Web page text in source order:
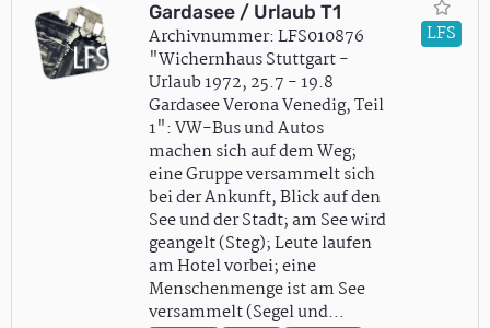
Gardasee / Urlaub T1
Archivnummer: LFS010876
"Wichernhaus Stuttgart -
Urlaub 1972, 25.7 - 19.8
Gardasee Verona Venedig, Teil
1": VW-Bus und Autos
machen sich auf dem Weg;
eine Gruppe versammelt sich
bei der Ankunft, Blick auf den
See und der Stadt; am See wird
geangelt (Steg); Leute laufen
am Hotel vorbei; eine
Menschenmenge ist am See
versammelt (Segel und…
LFS